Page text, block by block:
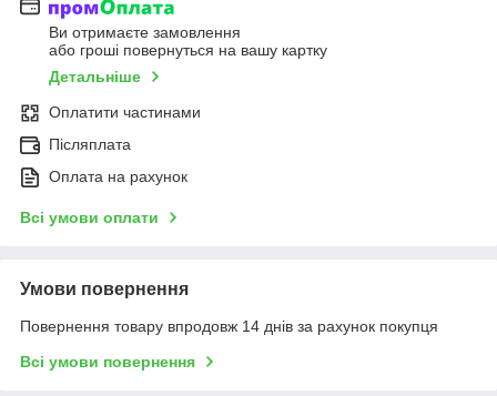
Ви отримаєте замовлення
або гроші повернуться на вашу картку
Детальніше
Оплатити частинами
Післяплата
Оплата на рахунок
Всі умови оплати
Умови повернення
Повернення товару впродовж 14 днів за рахунок покупця
Всі умови повернення